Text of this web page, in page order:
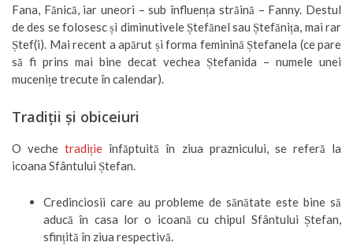
Fana, Fănică, iar uneori – sub înfluența străină – Fanny. Destul
de des se folosesc și diminutivele Ștefănel sau Ștefănița, mai rar
Ștef(i). Mai recent a apărut și forma feminină Ștefanela (ce pare
să fi prins mai bine decat vechea Ștefanida – numele unei
mucenițe trecute în calendar).
Tradiții și obiceiuri
O vechetradiție înfăptuită în ziua praznicului, se referă la
icoana Sfântului Ștefan.
Credinciosii care au probleme de sănătate este bine să
aducă în casa lor o icoană cu chipul Sfântului Ștefan,
sfințită în ziua respectivă.